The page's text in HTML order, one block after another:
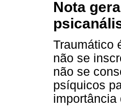
Nota
Traumático
não se
não se
psíquicos
importância